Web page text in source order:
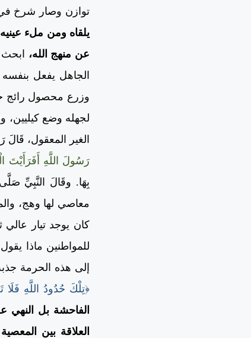
توازن وصار شرخ في
يلقاه ومن ملء
عن منهج الله، ابحث
الجاهل يفعل
وزرع محصول رائج
لجهله وضع كيليين،
الغير المعقول،
رَسُولَ اللَّهِ أَفَرَأَيْتَ
بِهَا. وقَالَ النَّبِيِّ
معاصي لها وهج،
كان يوجد تيار
للمواطنين ماذا
إلى هذه الحرمة
﴿تِلْكَ حُدُودُ اللَّهِ فَلَا
الفاحشة بل النهي
العلاقة بين